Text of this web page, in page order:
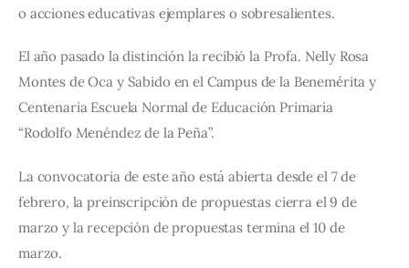
o acciones educativas ejemplares o sobresalientes.
El año pasado la distinción la recibió la Profa. Nelly Rosa
Montes de Oca y Sabido en el Campus de la Benemérita y
Centenaria Escuela Normal de Educación Primaria
“Rodolfo Menéndez de la Peña”.
La convocatoria de este año está abierta desde el 7 de
febrero, la preinscripción de propuestas cierra el 9 de
marzo y la recepción de propuestas termina el 10 de
marzo.